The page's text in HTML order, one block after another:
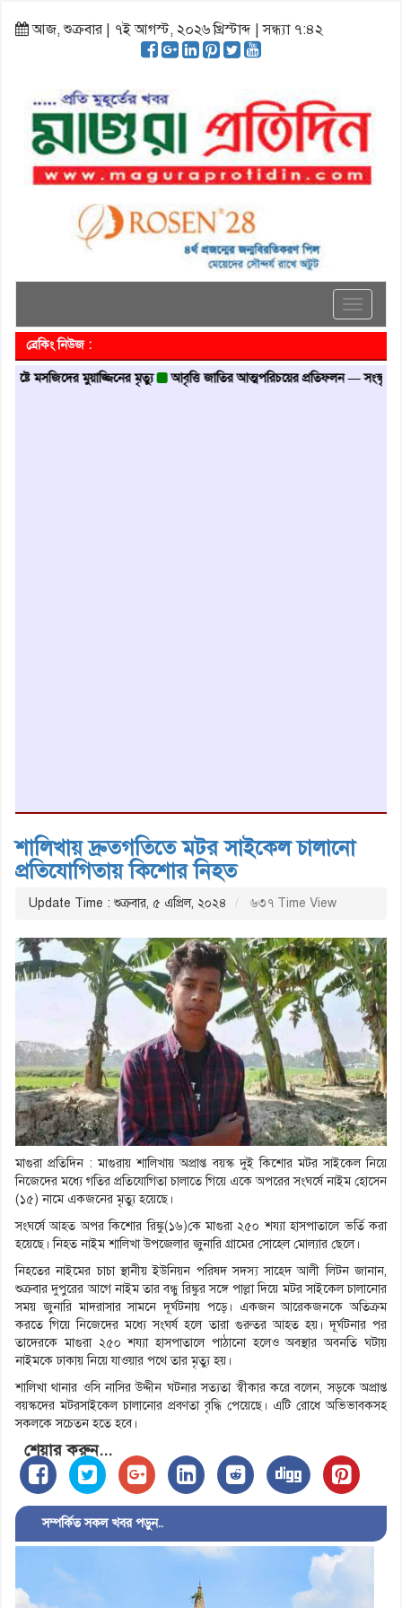
আজ, শুক্রবার | ৭ই আগস্ট, ২০২৬ খ্রিস্টাব্দ | সন্ধ্যা ৭:৪২
Toggle
ব্রেকিং নিউজ :
মুয়াজ্জিনের মৃত্যু আবৃত্তি জাতির আত্মপরিচয়ের প্রতিফলন — সংস্কৃতি মন্ত্রী
শালিখায় দ্রুতগতিতে মটর সাইকেল চালানো
প্রতিযোগিতায় কিশোর নিহত
Update Time : শুক্রবার, ৫ এপ্রিল, ২০২৪ ৬৩৭ Time View
মাগুরা প্রতিদিন : মাগুরায় শালিখায় অপ্রাপ্ত বয়স্ক দুই কিশোর মটর সাইকেল নিয়ে
নিজেদের মধ্যে গতির প্রতিযোগিতা চালাতে গিয়ে একে অপরের সংঘর্ষে নাইম হোসেন
(১৫) নামে একজনের মৃত্যু হয়েছে।
সংঘর্ষে আহত অপর কিশোর রিঙ্কু(১৬)কে মাগুরা ২৫০ শয্যা হাসপাতালে ভর্তি করা
হয়েছে। নিহত নাইম শালিখা উপজেলার জুনারি গ্রামের সোহেল মোল্যার ছেলে।
নিহতের নাইমের চাচা স্থানীয় ইউনিয়ন পরিষদ সদস্য সাহেদ আলী লিটন জানান,
শুক্রবার দুপুরের আগে নাইম তার বন্ধু রিঙ্কুর সঙ্গে পাল্লা দিয়ে মটর সাইকেল চালানোর
সময় জুনারি মাদরাসার সামনে দূর্ঘটনায় পড়ে। একজন আরেকজনকে অতিক্রম
করতে গিয়ে নিজেদের মধ্যে সংঘর্ষ হলে তারা গুরুতর আহত হয়। দূর্ঘটনার পর
তাদেরকে মাগুরা ২৫০ শয্যা হাসপাতালে পাঠানো হলেও অবস্থার অবনতি ঘটায়
নাইমকে ঢাকায় নিয়ে যাওয়ার পথে তার মৃত্যু হয়।
শালিখা থানার ওসি নাসির উদ্দীন ঘটনার সত্যতা স্বীকার করে বলেন, সড়কে অপ্রাপ্ত
বয়স্কদের মটরসাইকেল চালানোর প্রবণতা বৃদ্ধি পেয়েছে। এটি রোধে অভিভাবকসহ
সকলকে সচেতন হতে হবে।
শেয়ার করুন...
সম্পর্কিত সকল খবর পড়ুন..